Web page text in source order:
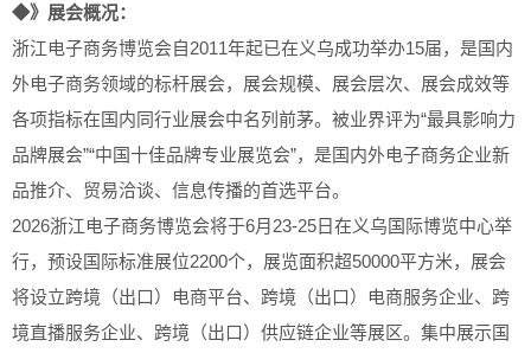
◆》展会概况：
浙江电子商务博览会自2011年起已在义乌成功举办15届，是国内
外电子商务领域的标杆展会，展会规模、展会层次、展会成效等
各项指标在国内同行业展会中名列前茅。被业界评为“最具影响力
品牌展会”“中国十佳品牌专业展览会”，是国内外电子商务企业新
品推介、贸易洽谈、信息传播的首选平台。
2026浙江电子商务博览会将于6月23-25日在义乌国际博览中心举
行，预设国际标准展位2200个，展览面积超50000平方米，展会
将设立跨境（出口）电商平台、跨境（出口）电商服务企业、跨
境直播服务企业、跨境（出口）供应链企业等展区。集中展示国